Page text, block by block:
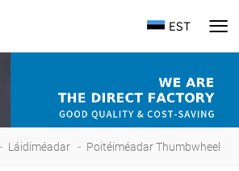
EST
- Láidiméadar - Poitéiméadar Thumbwheel